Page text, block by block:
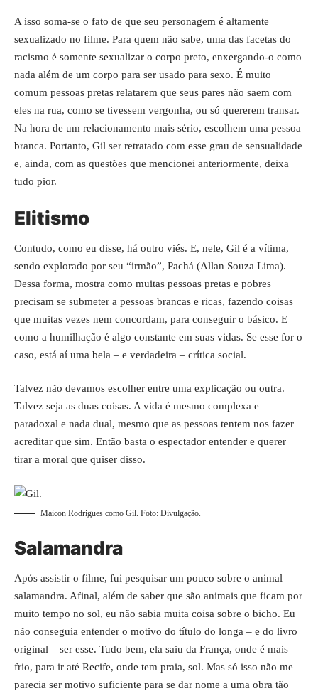
A isso soma-se o fato de que seu personagem é altamente
sexualizado no filme. Para quem não sabe, uma das facetas do
racismo é somente sexualizar o corpo preto, enxergando-o como
nada além de um corpo para ser usado para sexo. É muito
comum pessoas pretas relatarem que seus pares não saem com
eles na rua, como se tivessem vergonha, ou só quererem transar.
Na hora de um relacionamento mais sério, escolhem uma pessoa
branca. Portanto, Gil ser retratado com esse grau de sensualidade
e, ainda, com as questões que mencionei anteriormente, deixa
tudo pior.
Elitismo
Contudo, como eu disse, há outro viés. E, nele, Gil é a vítima,
sendo explorado por seu “irmão”, Pachá (Allan Souza Lima).
Dessa forma, mostra como muitas pessoas pretas e pobres
precisam se submeter a pessoas brancas e ricas, fazendo coisas
que muitas vezes nem concordam, para conseguir o básico. E
como a humilhação é algo constante em suas vidas. Se esse for o
caso, está aí uma bela – e verdadeira – crítica social.
Talvez não devamos escolher entre uma explicação ou outra.
Talvez seja as duas coisas. A vida é mesmo complexa e
paradoxal e nada dual, mesmo que as pessoas tentem nos fazer
acreditar que sim. Então basta o espectador entender e querer
tirar a moral que quiser disso.
Maicon Rodrigues como Gil. Foto: Divulgação.
Salamandra
Após assistir o filme, fui pesquisar um pouco sobre o animal
salamandra. Afinal, além de saber que são animais que ficam por
muito tempo no sol, eu não sabia muita coisa sobre o bicho. Eu
não conseguia entender o motivo do título do longa – e do livro
original – ser esse. Tudo bem, ela saiu da França, onde é mais
frio, para ir até Recife, onde tem praia, sol. Mas só isso não me
parecia ser motivo suficiente para se dar nome a uma obra tão